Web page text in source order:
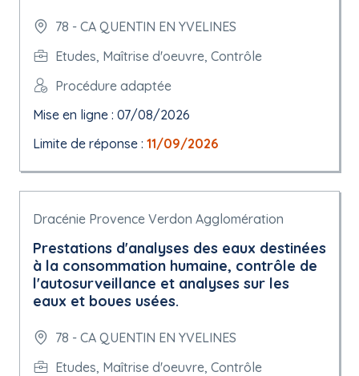
78 - CA QUENTIN EN YVELINES
Etudes, Maîtrise d'oeuvre, Contrôle
Procédure adaptée
Mise en ligne : 07/08/2026
Limite de réponse : 11/09/2026
Dracénie Provence Verdon Agglomération
Prestations d'analyses des eaux destinées
à la consommation humaine, contrôle de
l'autosurveillance et analyses sur les
eaux et boues usées.
78 - CA QUENTIN EN YVELINES
Etudes, Maîtrise d'oeuvre, Contrôle